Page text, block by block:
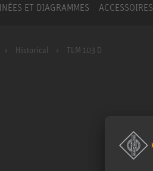
ET DIAGRAMMES ACCESSOIRES
Historical TLM 103 D